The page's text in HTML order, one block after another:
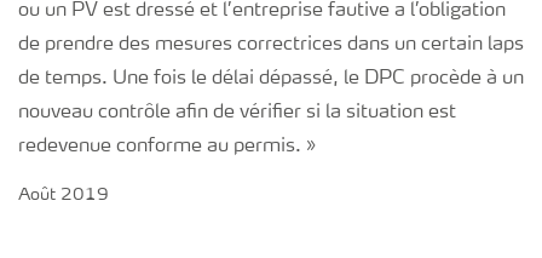
ou un PV est dressé et l’entreprise fautive a l’obligation
de prendre des mesures correctrices dans un certain laps
de temps. Une fois le délai dépassé, le DPC procède à un
nouveau contrôle afin de vérifier si la situation est
redevenue conforme au permis. »
Août 2019